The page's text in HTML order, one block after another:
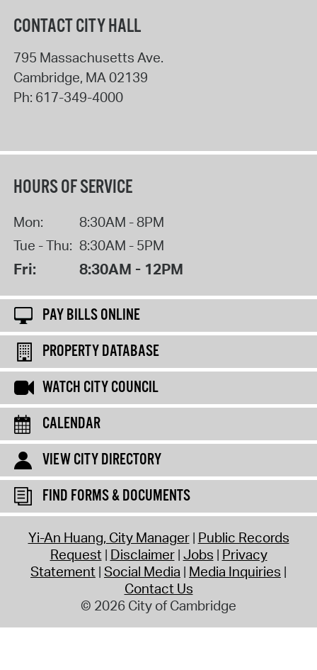
CONTACT CITY HALL
795 Massachusetts Ave.
Cambridge, MA02139
Ph: 617-349-4000
HOURS OF SERVICE
Mon:
8:30AM - 8PM
Tue - Thu: 8:30AM - 5PM
Fri: 8:30AM - 12PM
PAY BILLS ONLINE
PROPERTY DATABASE
WATCH CITY COUNCIL
CALENDAR
VIEW CITY DIRECTORY
FIND FORMS & DOCUMENTS
Yi-An Huang, City Manager Public Records
Request Disclaimer Jobs Privacy
Statement Social Media Media Inquiries
Contact Us
© 2026 City of Cambridge